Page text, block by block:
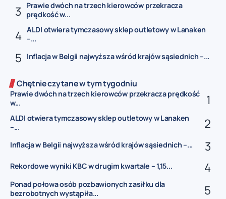
Prawie dwóch na trzech kierowców przekracza
prędkość w...
ALDI otwiera tymczasowy sklep outletowy w Lanaken
–...
Inflacja w Belgii najwyższa wśród krajów sąsiednich –...
Chętnie czytane w tym tygodniu
Prawie dwóch na trzech kierowców przekracza prędkość
w...
ALDI otwiera tymczasowy sklep outletowy w Lanaken
–...
Inflacja w Belgii najwyższa wśród krajów sąsiednich –...
Rekordowe wyniki KBC w drugim kwartale – 1,15...
Ponad połowa osób pozbawionych zasiłku dla
bezrobotnych wystąpiła...